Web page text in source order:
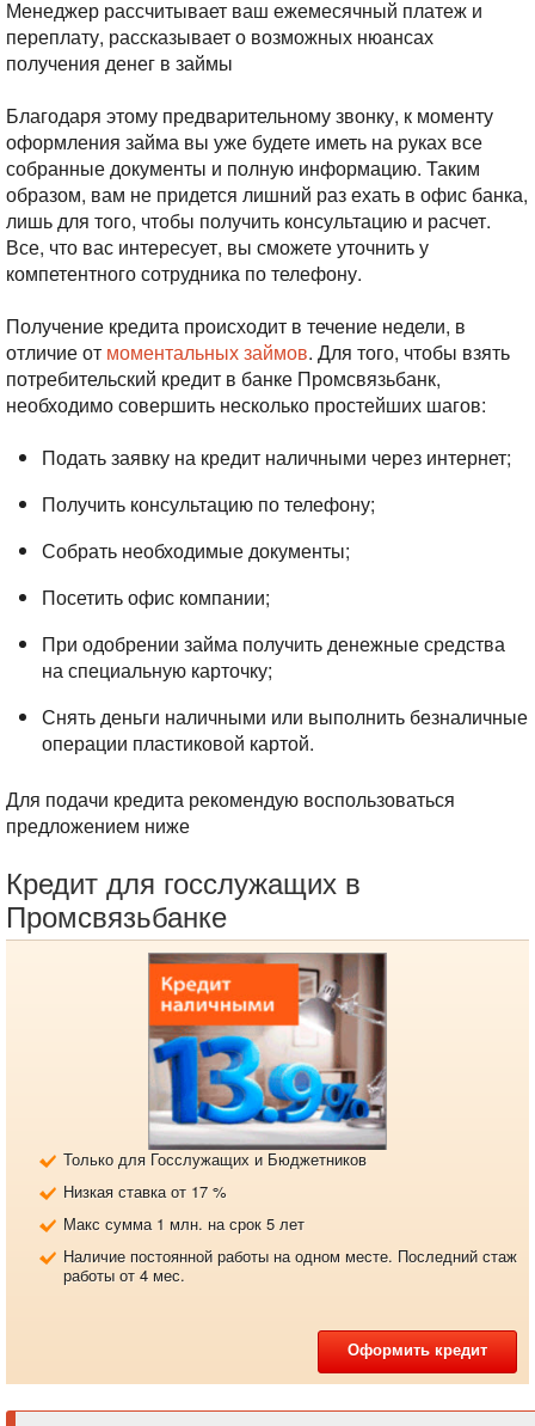
Менеджер рассчитывает ваш ежемесячный платеж и
переплату, рассказывает о возможных нюансах
получения денег в займы
Благодаря этому предварительному звонку, к моменту
оформления займа вы уже будете иметь на руках все
собранные документы и полную информацию. Таким
образом, вам не придется лишний раз ехать в офис банка,
лишь для того, чтобы получить консультацию и расчет.
Все, что вас интересует, вы сможете уточнить у
компетентного сотрудника по телефону.
Получение кредита происходит в течение недели, в
отличие от моментальных займов. Для того, чтобы взять
потребительский кредит в банке Промсвязьбанк,
необходимо совершить несколько простейших шагов:
Подать заявку на кредит наличными через интернет;
Получить консультацию по телефону;
Собрать необходимые документы;
Посетить офис компании;
При одобрении займа получить денежные средства
на специальную карточку;
Снять деньги наличными или выполнить безналичные
операции пластиковой картой.
Для подачи кредита рекомендую воспользоваться
предложением ниже
Кредит для госслужащих в
Промсвязьбанке
Только для Госслужащих и Бюджетников
Низкая ставка от 17 %
Макс сумма 1 млн. на срок 5 лет
Наличие постоянной работы на одном месте. Последний стаж
работы от 4 мес.
Оформить кредит